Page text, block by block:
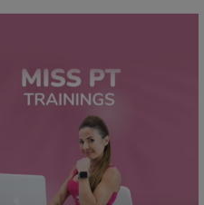
45 Students Enrolled